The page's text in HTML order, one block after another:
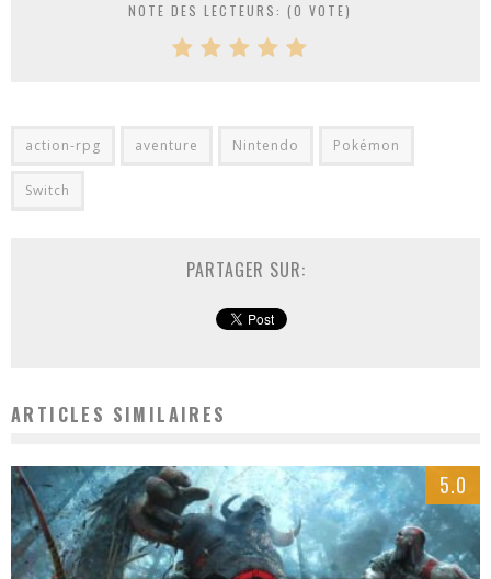
NOTE DES LECTEURS: (0 VOTE)
action-rpg aventure Nintendo Pokémon
Switch
PARTAGER SUR:
ARTICLES SIMILAIRES
5.0